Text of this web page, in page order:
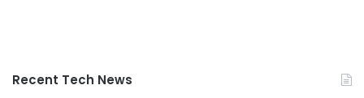
Recent Tech News